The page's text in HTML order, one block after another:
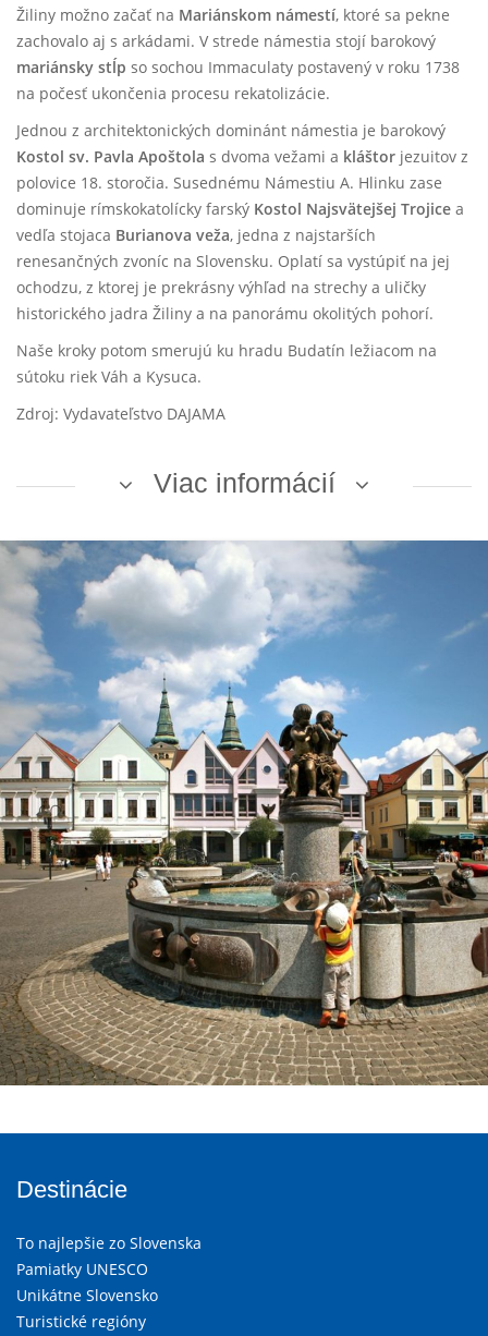
Žiliny možno začať na Mariánskom námestí, ktoré sa pekne
zachovalo aj s arkádami. V strede námestia stojí barokový
mariánsky stĺp so sochou Immaculaty postavený v roku 1738
na počesť ukončenia procesu rekatolizácie.
Jednou z architektonických dominánt námestia je barokový
Kostol sv. Pavla Apoštola s dvoma vežami a kláštor jezuitov z
polovice 18. storočia. Susednému Námestiu A. Hlinku zase
dominuje rímskokatolícky farský Kostol Najsvätejšej Trojice a
vedľa stojaca Burianova veža, jedna z najstarších
renesančných zvoníc na Slovensku. Oplatí sa vystúpiť na jej
ochodzu, z ktorej je prekrásny výhľad na strechy a uličky
historického jadra Žiliny a na panorámu okolitých pohorí.
Naše kroky potom smerujú ku hradu Budatín ležiacom na
sútoku riek Váh a Kysuca.
Zdroj: Vydavateľstvo DAJAMA
Viac informácií
Destinácie
To najlepšie zo Slovenska
Pamiatky UNESCO
Unikátne Slovensko
Turistické regióny